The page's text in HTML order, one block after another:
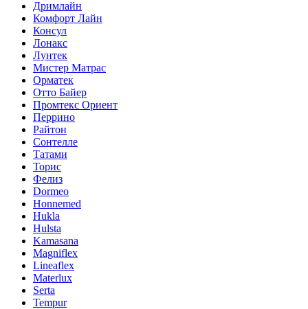
Дримлайн
Комфорт Лайн
Консул
Лонакс
Лунтек
Мистер Матрас
Орматек
Отто Байер
Промтекс Ориент
Перрино
Райтон
Сонтелле
Татами
Торис
Фелиз
Dormeo
Honnemed
Hukla
Hulsta
Kamasana
Magniflex
Lineaflex
Materlux
Serta
Tempur